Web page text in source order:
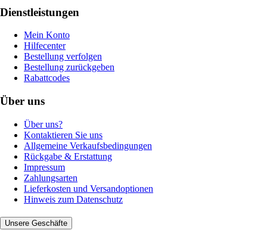
Dienstleistungen
Mein Konto
Hilfecenter
Bestellung verfolgen
Bestellung zurückgeben
Rabattcodes
Über uns
Über uns?
Kontaktieren Sie uns
Allgemeine Verkaufsbedingungen
Rückgabe & Erstattung
Impressum
Zahlungsarten
Lieferkosten und Versandoptionen
Hinweis zum Datenschutz
Unsere Geschäfte